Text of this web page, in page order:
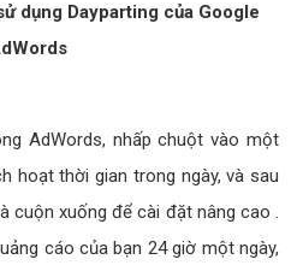
dụng Dayparting của Google
AdWords, nhấp chuột vào một
hoạt thời gian trong ngày, và sau
cuộn xuống để cài đặt nâng cao .
cáo của bạn 24 giờ một ngày,